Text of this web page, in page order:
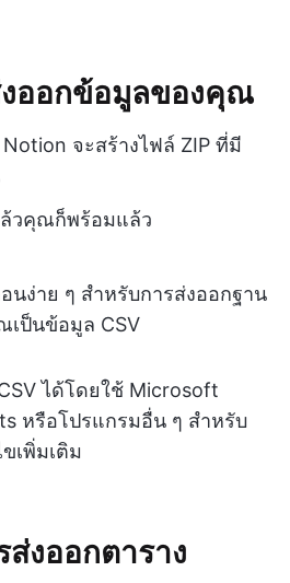
ออกข้อมูลของคุณ
จะสร้างไฟล์ ZIP ที่มี
วคุณก็พร้อมแล้ว
ง่าย ๆ สำหรับการส่งออกฐาน
ป็นข้อมูล CSV
ได้โดยใช้ Microsoft
หรือโปรแกรมอื่น ๆ สำหรับ
เพิ่มเติม
งออกตาราง